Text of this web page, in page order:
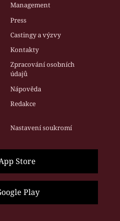
Management
Press
Castingy a výzvy
Kontakty
Zpracování osobních
údajů
Nápověda
Redakce
Nastavení soukromí
Store
Play